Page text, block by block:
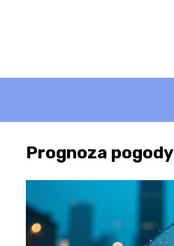
Prognoza pogody